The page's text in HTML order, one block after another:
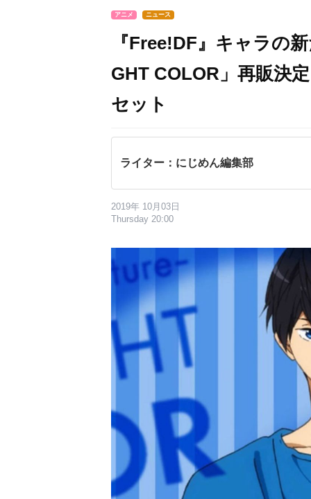
アニメ ニュース
『Free!DF』キャラの
GHT COLOR」再販決
セット
ライター：にじめん編集部
2019年 10月03日
Thursday 20:00